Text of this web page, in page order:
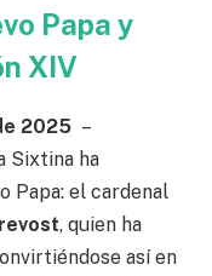
Papa y
XIV
2025 –
Sixtina ha
Papa: el cardenal
, quien ha
así en